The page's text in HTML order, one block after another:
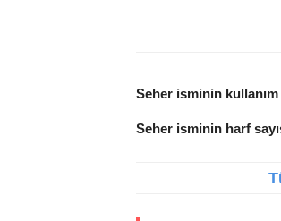
Seher isminin kullanım
Seher isminin harf